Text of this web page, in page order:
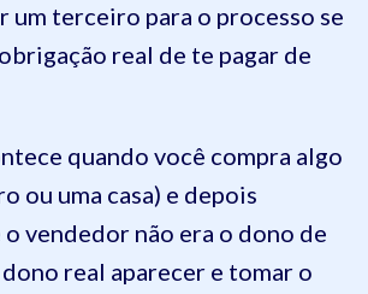
um terceiro para o processo se
real de te pagar de
quando você compra algo
ou uma casa) e depois
vendedor não era o dono de
real aparecer e tomar o